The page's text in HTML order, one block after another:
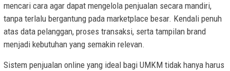
mencari cara agar dapat mengelola penjualan secara mandiri,
tanpa terlalu bergantung pada marketplace besar. Kendali penuh
atas data pelanggan, proses transaksi, serta tampilan brand
menjadi kebutuhan yang semakin relevan.
Sistem penjualan online yang ideal bagi UMKM tidak hanya harus